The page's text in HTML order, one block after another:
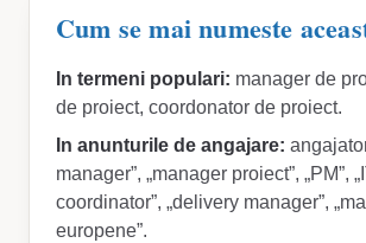
Cum se mai numeste
In termeni populari: manager de
de proiect, coordonator de proiect.
In anunturile de angajare:
manager”, „manager proiect”, „PM”,
coordinator”, „delivery manager”,
europene”.